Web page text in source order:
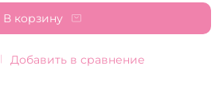
Добавить в сравнение
В корзину